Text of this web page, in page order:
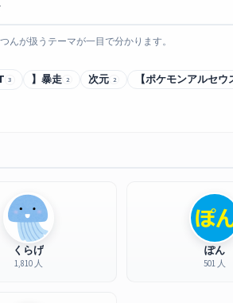
んが扱うテーマが一目で分かります。
3 】暴走 2 次元 2 【ポケモンアルセウ
くらげ
1,810 人
ぽん
501 人